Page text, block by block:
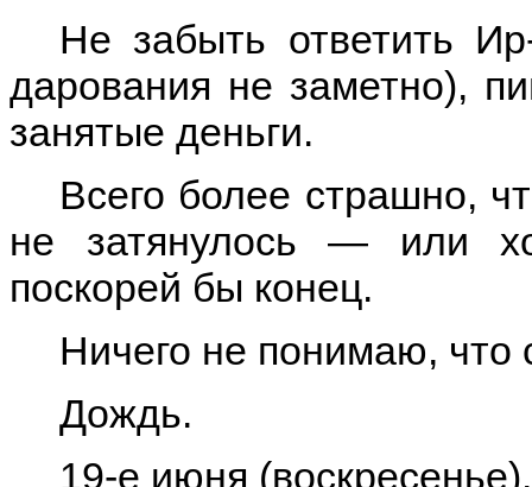
Не забыть ответить
дарования не заметно),
занятые деньги.
Всего более страшно,
не затянулось — или
поскорей бы конец.
Ничего не понимаю, что
Дождь.
19-е июня (воскресенье).